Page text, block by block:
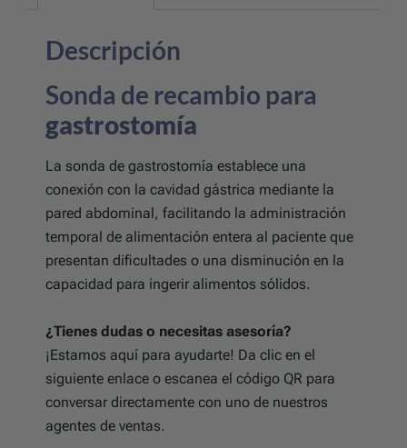
Descripción
Sonda de recambio para
gastrostomía
La sonda de gastrostomía establece una
conexión con la cavidad gástrica mediante la
pared abdominal, facilitando la administración
temporal de alimentación entera al paciente que
presentan dificultades o una disminución en la
capacidad para ingerir alimentos sólidos.
¿Tienes dudas o necesitas asesoría?
¡Estamos aquí para ayudarte! Da clic en el
siguiente enlace o escanea el código QR para
conversar directamente con uno de nuestros
agentes de ventas.